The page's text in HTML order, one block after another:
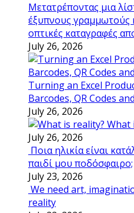
Μετατρέποντας μια
έξυπνους γραμμωτούς
οπτικές καταγραφές
July 26, 2026
Turning an Excel
Barcodes, QR Codes
July 26, 2026
What
July 26, 2026
Ποια ηλικία είναι
παιδί μου ποδόσφαιρο;
July 23, 2026
We need art,
reality